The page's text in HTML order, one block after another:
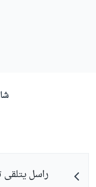
راسل يتلقى